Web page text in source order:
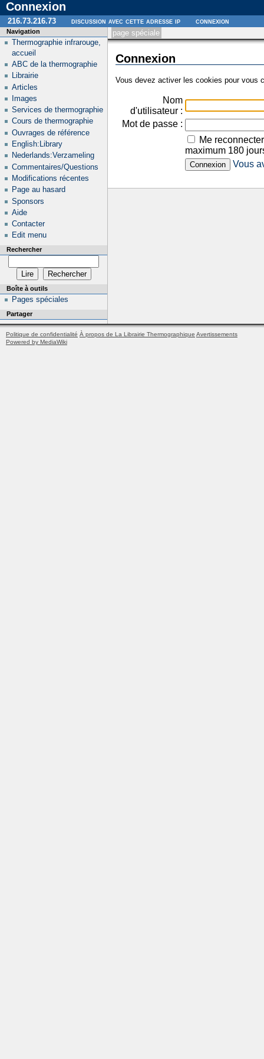
Connexion
page spéciale
Connexion
Vous devez activer les cookies pour vous
Nom
d'utilisateur :
Mot de passe :
Me
maximum 180
Vous
Navigation
Thermographie infrarouge,
accueil
ABC de la thermographie
Librairie
Articles
Images
Services de thermographie
Cours de thermographie
Ouvrages de référence
English:Library
Nederlands:Verzameling
Commentaires/Questions
Modifications récentes
Page au hasard
Sponsors
Aide
Contacter
Edit menu
Rechercher
Boîte à outils
Pages spéciales
Partager
216.73.216.73 discussion avec cette adresse ip connexion
Politique de confidentialité À propos de La Librairie Thermographique Avertissements
Powered by MediaWiki